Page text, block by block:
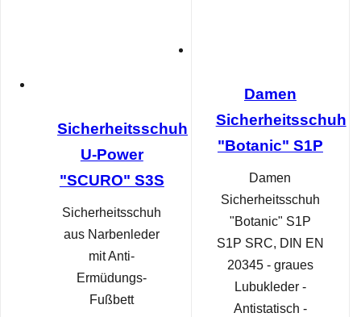
Sicherheitsschuh
U-Power
"SCURO" S3S
Sicherheitsschuh
aus Narbenleder
mit Anti-
Ermüdungs-
Fußbett
Damen
Sicherheitsschuh
"Botanic" S1P
Damen
Sicherheitsschuh
"Botanic" S1P
S1P SRC, DIN EN
20345 - graues
Lubukleder -
Antistatisch -